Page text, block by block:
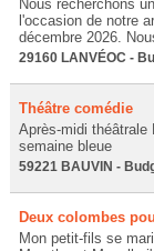
Nous recherchons
l'occasion de notre
décembre 2026.
29160 LANVÉOC -
Théâtre comédie
Après-midi théâtrale
semaine bleue
59221 BAUVIN -
Deux colombes
Mon petit-fils se